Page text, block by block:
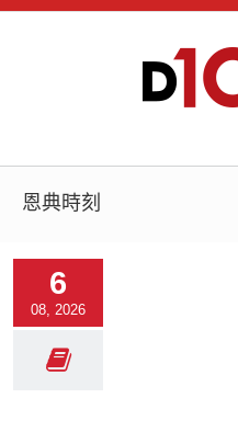
恩典時刻
6
08, 2026